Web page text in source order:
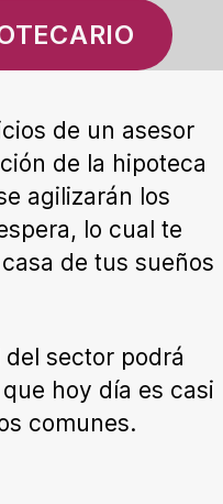
de un asesor
de la hipoteca
agilizarán los
lo cual te
de tus sueños
sector podrá
hoy día es casi
comunes.